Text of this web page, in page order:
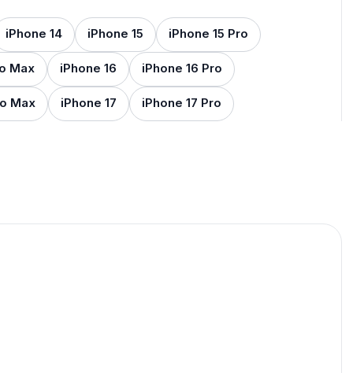
iPhone 14 iPhone 15 iPhone 15 Pro
Max iPhone 16 iPhone 16 Pro
Max iPhone 17 iPhone 17 Pro